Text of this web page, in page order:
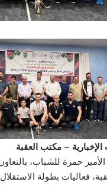
– مكتب العقبة
حمزة للشباب،